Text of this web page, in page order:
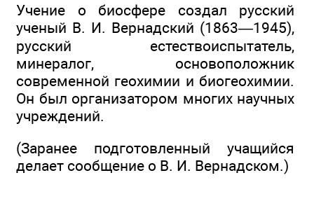
Учение о биосфере создал русский
ученый В. И. Вернадский (1863—1945),
русский естествоиспытатель,
минералог, основоположник
современной геохимии и биогеохимии.
Он был организатором многих научных
учреждений.
(Заранее подготовленный учащийся
делает сообщение о В. И. Вернадском.)